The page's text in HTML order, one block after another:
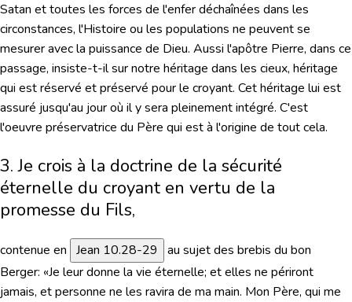
Satan et toutes les forces de l'enfer déchaînées dans les
circonstances, l'Histoire ou les populations ne peuvent se
mesurer avec la puissance de Dieu. Aussi l'apôtre Pierre, dans ce
passage, insiste-t-il sur notre héritage dans les cieux, héritage
qui est réservé et préservé pour le croyant. Cet héritage lui est
assuré jusqu'au jour où il y sera pleinement intégré. C'est
l'oeuvre préservatrice du Père qui est à l'origine de tout cela.
3. Je crois à la doctrine de la sécurité
éternelle du croyant en vertu de la
promesse du Fils,
contenue en Jean 10.28-29
au sujet des brebis du bon
Berger: «Je leur donne la vie éternelle; et elles ne périront
jamais, et personne ne les ravira de ma main. Mon Père, qui me